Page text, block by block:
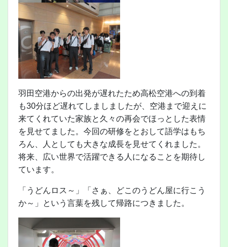
羽田空港からの出発が遅れたため高松空港への到着
も30分ほど遅れてしましましたが、空港まで迎えに
来てくれていた家族と久々の再会でほっとした表情
を見せてました。今回の研修をとおして語学はもち
ろん、人としても大きな成長を見せてくれました。
将来、広い世界で活躍できる人になることを期待し
ています。
「うどんロス～」「さぁ、どこのうどん屋に行こう
か～」という言葉を残して帰路につきました。